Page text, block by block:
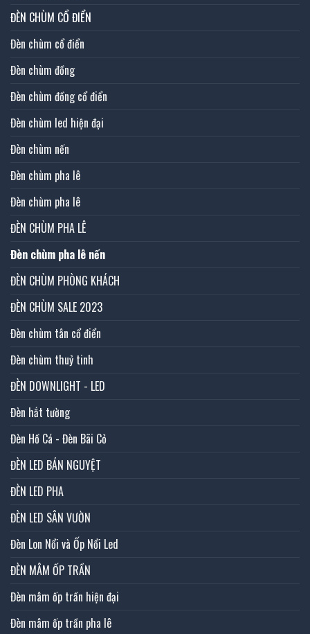
ĐÈN CHÙM CỔ ĐIỂN
Đèn chùm cổ điển
Đèn chùm đồng
Đèn chùm đồng cổ điển
Đèn chùm led hiện đại
Đèn chùm nến
Đèn chùm pha lê
Đèn chùm pha lê
ĐÈN CHÙM PHA LÊ
Đèn chùm pha lê nến
ĐÈN CHÙM PHÒNG KHÁCH
ĐÈN CHÙM SALE 2023
Đèn chùm tân cổ điển
Đèn chùm thuỷ tinh
ĐÈN DOWNLIGHT - LED
Đèn hắt tường
Đèn Hồ Cá - Đèn Bãi Cỏ
ĐÈN LED BÁN NGUYỆT
ĐÈN LED PHA
ĐÈN LED SÂN VƯỜN
Đèn Lon Nổi và Ốp Nổi Led
ĐÈN MÂM ỐP TRẦN
Đèn mâm ốp trần hiện đại
Đèn mâm ốp trần pha lê